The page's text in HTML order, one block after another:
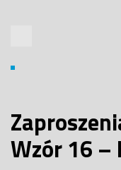
Wzór 16 –